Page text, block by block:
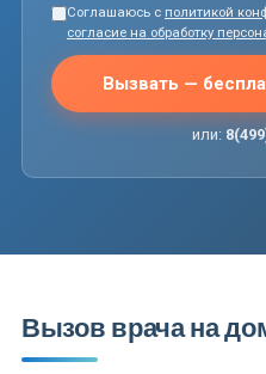
Соглашаюсь с политикой
согласие на обработку
Вызвать —
или:
Вызов врача на